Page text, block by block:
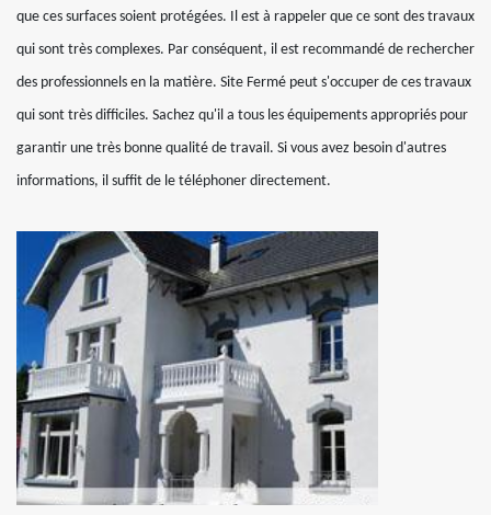
que ces surfaces soient protégées. Il est à rappeler que ce sont des travaux
qui sont très complexes. Par conséquent, il est recommandé de rechercher
des professionnels en la matière. Site Fermé peut s'occuper de ces travaux
qui sont très difficiles. Sachez qu'il a tous les équipements appropriés pour
garantir une très bonne qualité de travail. Si vous avez besoin d'autres
informations, il suffit de le téléphoner directement.